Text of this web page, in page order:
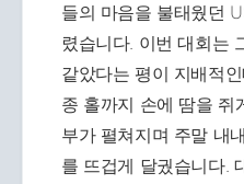
들의 마음을 불태웠던
렸습니다. 이번 대회는
같았다는 평이 지배적
종 홀까지 손에 땀을 쥐
부가 펼쳐지며 주말 내
를 뜨겁게 달궜습니다.